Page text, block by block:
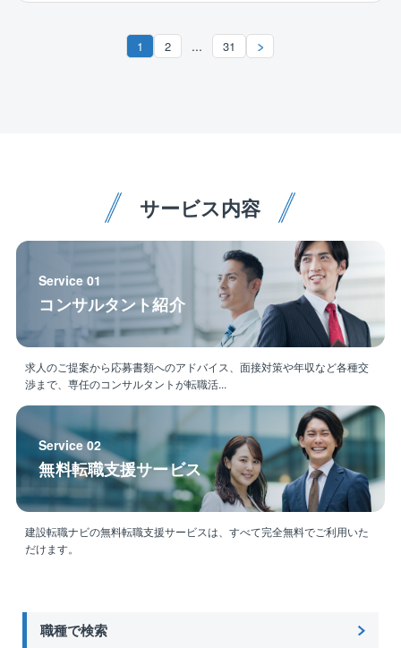
機体を用いたサービスにも展開し、エネルギーとイン
配属先総数3名(30代1名、40代1名、60代～1名)
行もあるので、他部門の社員ともすぐに打ち解けられ
ると思います。
まずは太陽光発電設備の設計・調達業務、営業との連
携等を通じて同社の業務の流れや事業内容を把握して
いただきます。
業務を通じて問題点や改善案等も見えてくるかと思い
ますので、喫緊の課題である「メンバーへの技術指
導」、「自家消費型モデルの価値追求」、「次世代サ
ービスの開発」に取り組んでいただければと思いま
1 2 ... 31
サービス内容
Service 01
コンサルタント紹介
求人のご提案から応募書類へのアドバイス、面接対策や年収など各種交
渉まで、専任のコンサルタントが転職活...
Service 02
無料転職支援サービス
建設転職ナビの無料転職支援サービスは、すべて完全無料でご利用いた
だけます。
職種で検索